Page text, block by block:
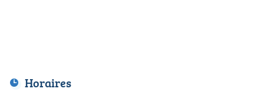
Horaires